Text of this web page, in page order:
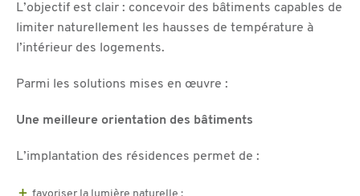
L’objectif est clair : concevoir des bâtiments capables de
limiter naturellement les hausses de température à
l’intérieur des logements.
Parmi les solutions mises en œuvre :
Une meilleure orientation des bâtiments
L’implantation des résidences permet de :